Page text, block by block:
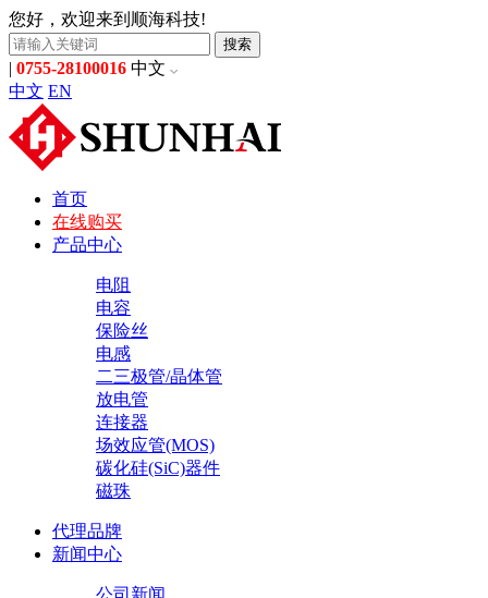
您好，欢迎来到顺海科技!
搜索
| 0755-28100016 中文
中文 EN
首页
在线购买
产品中心
电阻
电容
保险丝
电感
二三极管/晶体管
放电管
连接器
场效应管(MOS)
碳化硅(SiC)器件
磁珠
代理品牌
新闻中心
公司新闻